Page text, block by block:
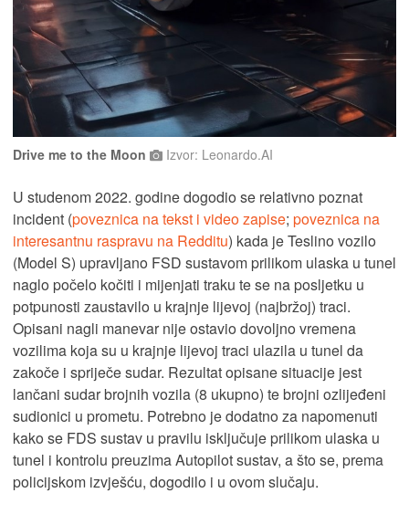
Drive me to the Moon Izvor: Leonardo.AI
U studenom 2022. godine dogodio se relativno poznat
incident (poveznica na tekst i video zapise; poveznica na
interesantnu raspravu na Redditu) kada je Teslino vozilo
(Model S) upravljano FSD sustavom prilikom ulaska u tunel
naglo počelo kočiti i mijenjati traku te se na posljetku u
potpunosti zaustavilo u krajnje lijevoj (najbržoj) traci.
Opisani nagli manevar nije ostavio dovoljno vremena
vozilima koja su u krajnje lijevoj traci ulazila u tunel da
zakoče i spriječe sudar. Rezultat opisane situacije jest
lančani sudar brojnih vozila (8 ukupno) te brojni ozlijeđeni
sudionici u prometu. Potrebno je dodatno za napomenuti
kako se FDS sustav u pravilu isključuje prilikom ulaska u
tunel i kontrolu preuzima Autopilot sustav, a što se, prema
policijskom izvješću, dogodilo i u ovom slučaju.